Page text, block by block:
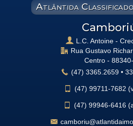
Atlântida
L.C. Antoine -
Rua Gustavo
Centro -
(47) 3365.2659 •
(47) 99711-7682
(47) 99946-6416